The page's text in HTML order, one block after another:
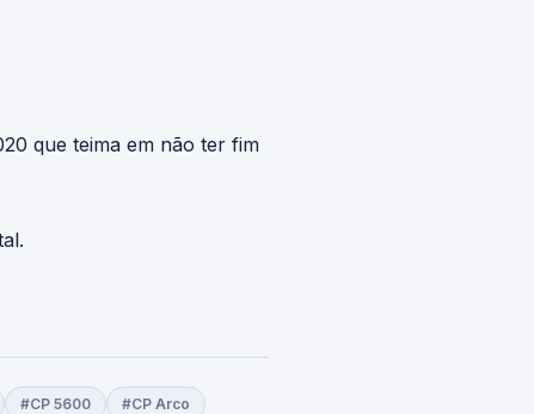
que teima em não ter fim
#CP 5600
#CP Arco